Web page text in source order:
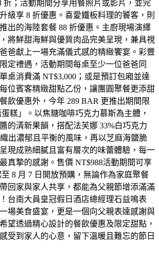
折；活動期間分享用餐照片或影片，並完
級享 8 折優惠。喜愛鐵板料理的饕客，則
出的海陸套餐 88 折優惠。主廚現場演繹
將鮮甜海鮮與優質肉品完美呈現，兼具視
爸獻上一場充滿儀式感的精緻饗宴。彩豐
定禮遇，活動期間每桌至少一位爸爸同
桌消費滿 NT$3,000；或是預訂包廂並達
位賓客精緻甜點乙份，讓團圓聚餐更添甜
飲優惠外，今年 289 BAR 更推出期間限
糕」。以焦糖咖啡巧克力慕斯為主體，
的清新果韻，搭配法芙娜 33%白巧克力
出濃郁且平衡的風味，再以芝麻海鹽脆
現成熟細膩且富有層次的味蕾體驗，每一
真摯的感謝。售價 NT$988活動期間可享
8 月 7 日開放預購，無論作為家庭聚餐
回家與家人共享，都能為父親節增添滿滿
台南大員皇冠假日酒店總經理石益鳴表
場美食盛宴，更是一個向父親表達感謝與
望透過精心設計的餐飲優惠及限定甜點，
受到家人的心意，留下溫暖且難忘的節日